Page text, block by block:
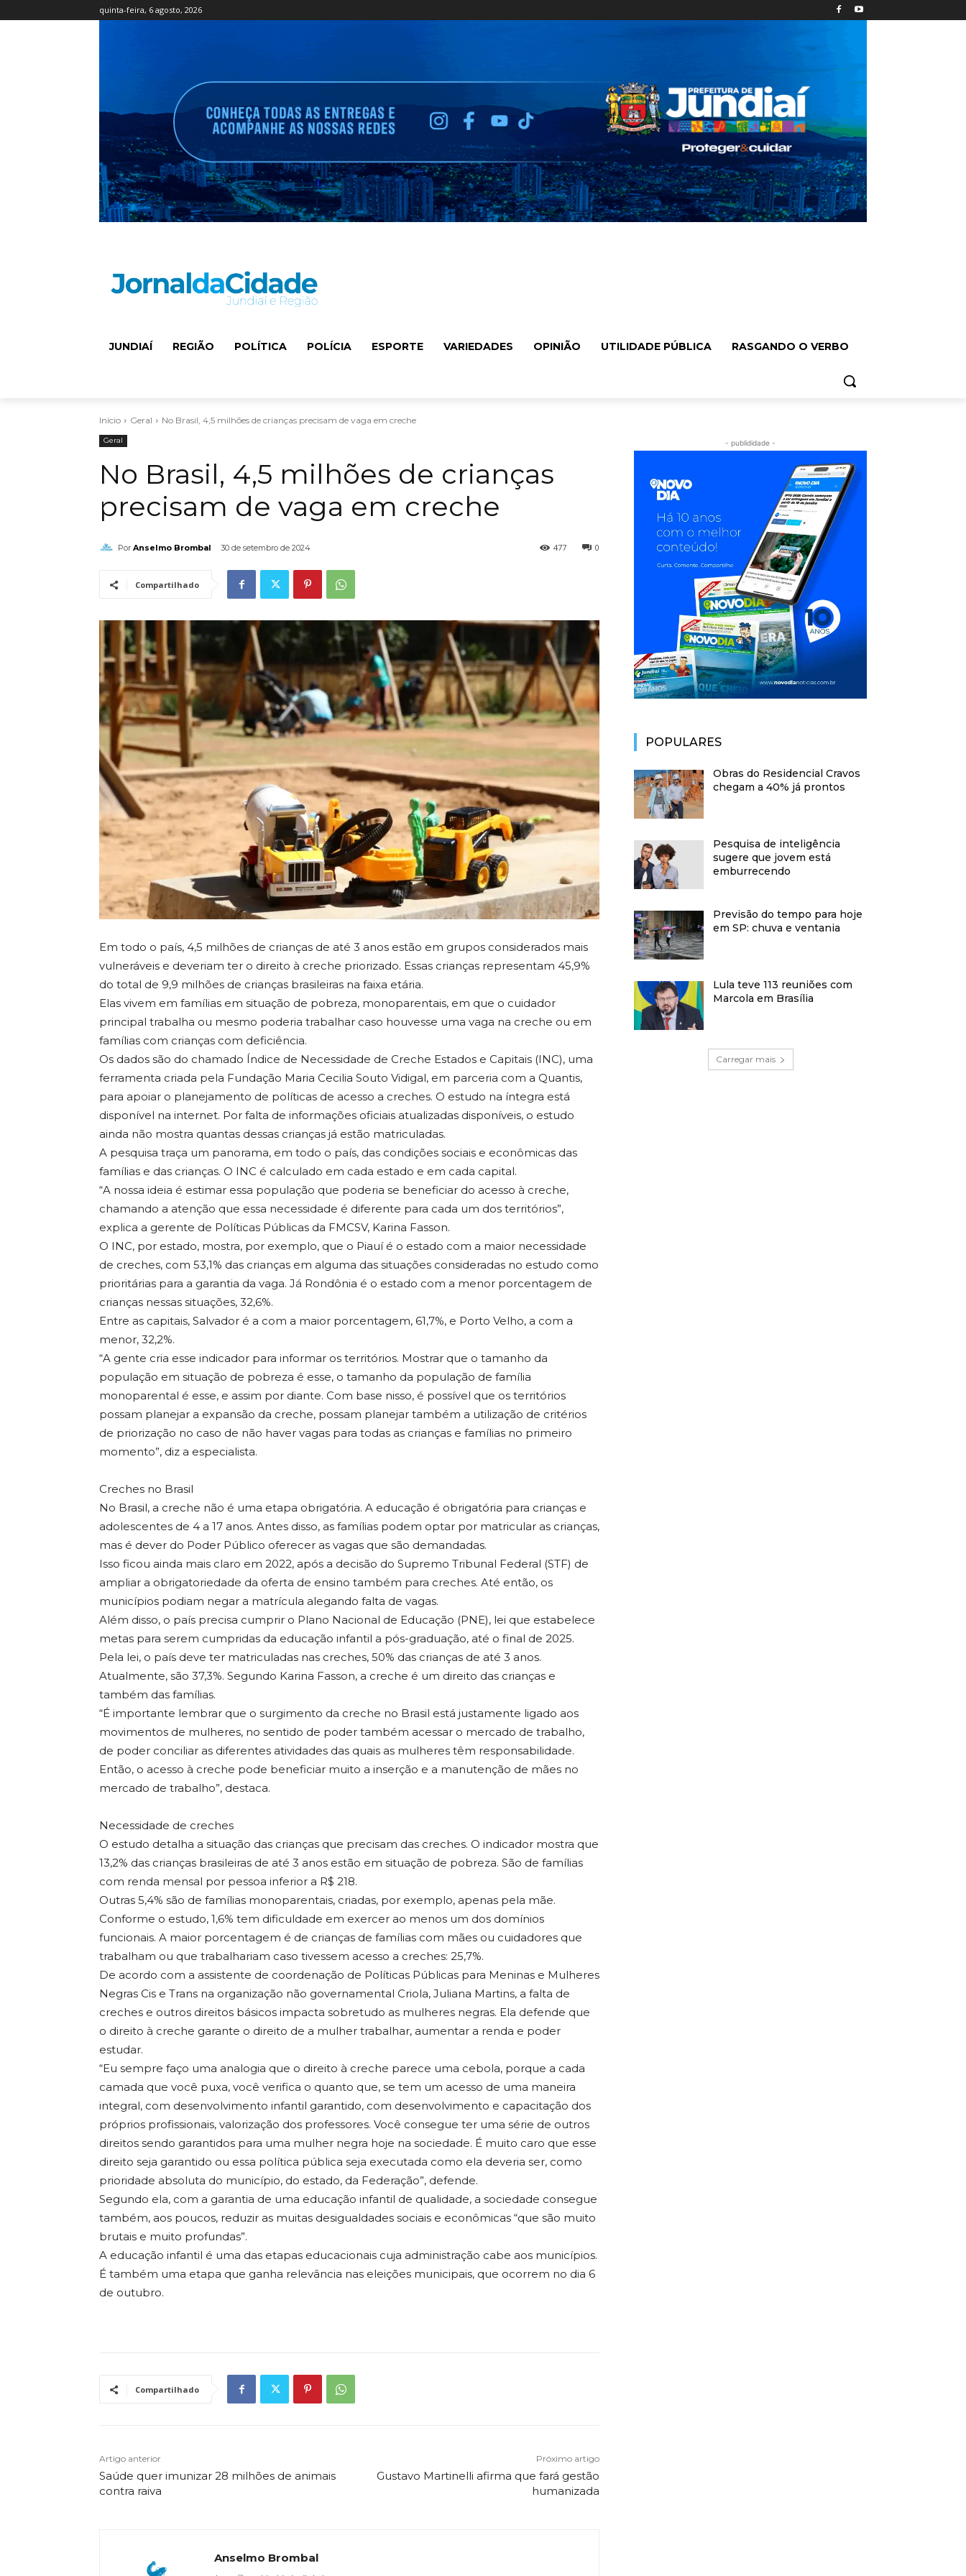
quinta-feira, 6 agosto, 2026
JUNDIAÍ REGIÃO POLÍTICA POLÍCIA ESPORTE VARIEDADES OPINIÃO UTILIDADE PÚBLICA RASGANDO O VERBO
Início Geral No Brasil, 4,5 milhões de crianças precisam de vaga em creche
Geral
No Brasil, 4,5 milhões de crianças
precisam de vaga em creche
Por Anselmo Brombal 30 de setembro de 2024 0
477
Compartilhado
Em todo o país, 4,5 milhões de crianças de até 3 anos estão em grupos considerados mais
vulneráveis e deveriam ter o direito à creche priorizado. Essas crianças representam 45,9%
do total de 9,9 milhões de crianças brasileiras na faixa etária.
Elas vivem em famílias em situação de pobreza, monoparentais, em que o cuidador
principal trabalha ou mesmo poderia trabalhar caso houvesse uma vaga na creche ou em
famílias com crianças com deficiência.
Os dados são do chamado Índice de Necessidade de Creche Estados e Capitais (INC), uma
ferramenta criada pela Fundação Maria Cecilia Souto Vidigal, em parceria com a Quantis,
para apoiar o planejamento de políticas de acesso a creches. O estudo na íntegra está
disponível na internet. Por falta de informações oficiais atualizadas disponíveis, o estudo
ainda não mostra quantas dessas crianças já estão matriculadas.
A pesquisa traça um panorama, em todo o país, das condições sociais e econômicas das
famílias e das crianças. O INC é calculado em cada estado e em cada capital.
“A nossa ideia é estimar essa população que poderia se beneficiar do acesso à creche,
chamando a atenção que essa necessidade é diferente para cada um dos territórios”,
explica a gerente de Políticas Públicas da FMCSV, Karina Fasson.
O INC, por estado, mostra, por exemplo, que o Piauí é o estado com a maior necessidade
de creches, com 53,1% das crianças em alguma das situações consideradas no estudo como
prioritárias para a garantia da vaga. Já Rondônia é o estado com a menor porcentagem de
crianças nessas situações, 32,6%.
Entre as capitais, Salvador é a com a maior porcentagem, 61,7%, e Porto Velho, a com a
menor, 32,2%.
“A gente cria esse indicador para informar os territórios. Mostrar que o tamanho da
população em situação de pobreza é esse, o tamanho da população de família
monoparental é esse, e assim por diante. Com base nisso, é possível que os territórios
possam planejar a expansão da creche, possam planejar também a utilização de critérios
de priorização no caso de não haver vagas para todas as crianças e famílias no primeiro
momento”, diz a especialista.
Creches no Brasil
No Brasil, a creche não é uma etapa obrigatória. A educação é obrigatória para crianças e
adolescentes de 4 a 17 anos. Antes disso, as famílias podem optar por matricular as crianças,
mas é dever do Poder Público oferecer as vagas que são demandadas.
Isso ficou ainda mais claro em 2022, após a decisão do Supremo Tribunal Federal (STF) de
ampliar a obrigatoriedade da oferta de ensino também para creches. Até então, os
municípios podiam negar a matrícula alegando falta de vagas.
Além disso, o país precisa cumprir o Plano Nacional de Educação (PNE), lei que estabelece
metas para serem cumpridas da educação infantil a pós-graduação, até o final de 2025.
Pela lei, o país deve ter matriculadas nas creches, 50% das crianças de até 3 anos.
Atualmente, são 37,3%. Segundo Karina Fasson, a creche é um direito das crianças e
também das famílias.
“É importante lembrar que o surgimento da creche no Brasil está justamente ligado aos
movimentos de mulheres, no sentido de poder também acessar o mercado de trabalho,
de poder conciliar as diferentes atividades das quais as mulheres têm responsabilidade.
Então, o acesso à creche pode beneficiar muito a inserção e a manutenção de mães no
mercado de trabalho”, destaca.
Necessidade de creches
O estudo detalha a situação das crianças que precisam das creches. O indicador mostra que
13,2% das crianças brasileiras de até 3 anos estão em situação de pobreza. São de famílias
com renda mensal por pessoa inferior a R$ 218.
Outras 5,4% são de famílias monoparentais, criadas, por exemplo, apenas pela mãe.
Conforme o estudo, 1,6% tem dificuldade em exercer ao menos um dos domínios
funcionais. A maior porcentagem é de crianças de famílias com mães ou cuidadores que
trabalham ou que trabalhariam caso tivessem acesso a creches: 25,7%.
De acordo com a assistente de coordenação de Políticas Públicas para Meninas e Mulheres
Negras Cis e Trans na organização não governamental Criola, Juliana Martins, a falta de
creches e outros direitos básicos impacta sobretudo as mulheres negras. Ela defende que
o direito à creche garante o direito de a mulher trabalhar, aumentar a renda e poder
estudar.
“Eu sempre faço uma analogia que o direito à creche parece uma cebola, porque a cada
camada que você puxa, você verifica o quanto que, se tem um acesso de uma maneira
integral, com desenvolvimento infantil garantido, com desenvolvimento e capacitação dos
próprios profissionais, valorização dos professores. Você consegue ter uma série de outros
direitos sendo garantidos para uma mulher negra hoje na sociedade. É muito caro que esse
direito seja garantido ou essa política pública seja executada como ela deveria ser, como
prioridade absoluta do município, do estado, da Federação”, defende.
Segundo ela, com a garantia de uma educação infantil de qualidade, a sociedade consegue
também, aos poucos, reduzir as muitas desigualdades sociais e econômicas “que são muito
brutais e muito profundas”.
A educação infantil é uma das etapas educacionais cuja administração cabe aos municípios.
É também uma etapa que ganha relevância nas eleições municipais, que ocorrem no dia 6
de outubro.
Compartilhado
Artigo anterior
Saúde quer imunizar 28 milhões de animais
contra raiva
Próximo artigo
Gustavo Martinelli afirma que fará gestão
humanizada
Anselmo Brombal
- publididade -
POPULARES
Obras do Residencial Cravos
chegam a 40% já prontos
Pesquisa de inteligência
sugere que jovem está
emburrecendo
Previsão do tempo para hoje
em SP: chuva e ventania
Lula teve 113 reuniões com
Marcola em Brasília
Carregar mais